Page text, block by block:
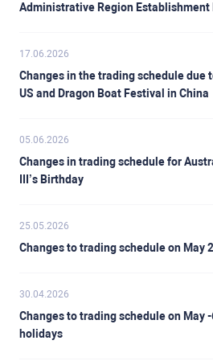
Administrative Region Establishment
17.06.2026
Changes in the trading schedule due
US and Dragon Boat Festival in China
05.06.2026
Changes in trading schedule for
III’s Birthday
25.05.2026
Changes to trading schedule on May
30.04.2026
Changes to trading schedule on May
holidays